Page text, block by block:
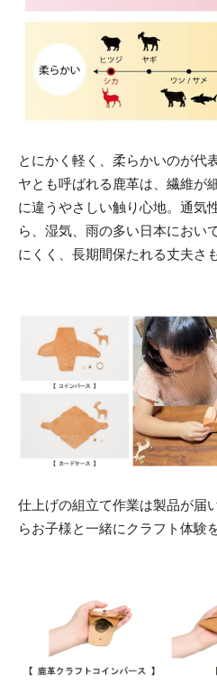
とにかく軽く、柔らかいのが代
ヤとも呼ばれる鹿革は、繊維が
に違うやさしい触り心地。通気
ら、湿気、雨の多い日本におい
にくく、長期間保たれる丈夫さ
仕上げの組立て作業は製品が届
らお子様と一緒にクラフト体験